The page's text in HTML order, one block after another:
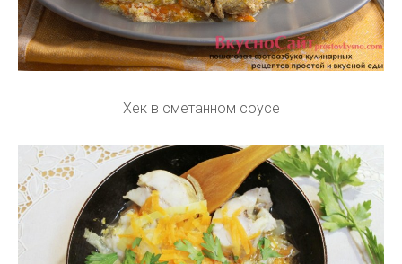
Хек в сметанном соусе